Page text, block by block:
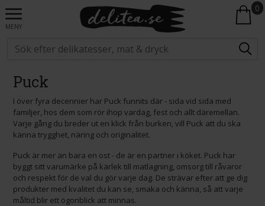
MENY
0
Puck
I över fyra decennier har Puck funnits där - sida vid sida med
familjer, hos dem som rör ihop vardag, fest och allt däremellan.
Varje gång du breder ut en klick från burken, vill Puck att du ska
känna trygghet, näring och originalitet.
Puck är mer än bara en ost - de är en partner i köket. Puck har
byggt sitt varumärke på kärlek till matlagning, omsorg till råvaror
och respekt för de val du gör varje dag. De strävar efter att ge dig
produkter med kvalitet du kan se, smaka och känna, så att varje
måltid blir ett ögonblick att minnas.